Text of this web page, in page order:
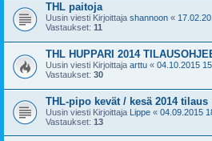
THL paitoja
Uusin viesti Kirjoittaja shannoon «
Vastaukset: 11
THL HUPPARI 2014
Uusin viesti Kirjoittaja arttu « 04.10.2015
Vastaukset: 30
THL-pipo kevät / kesä 2014 tilaus
Uusin viesti Kirjoittaja Lippe « 04.09.2015
Vastaukset: 13